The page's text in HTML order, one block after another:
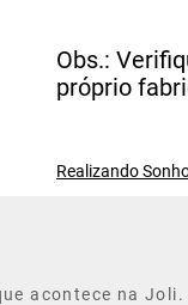
Obs.:
próprio
Realizando
acontece na Joli.